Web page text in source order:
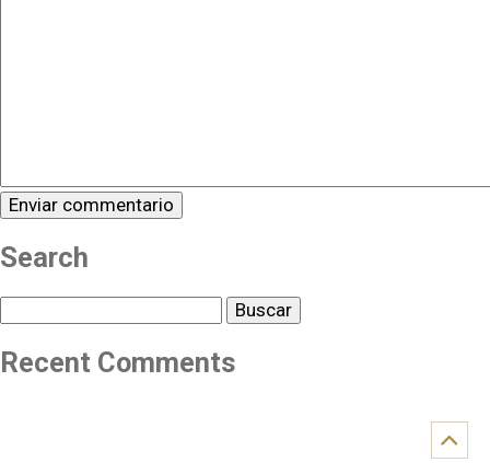
Search
Recent Comments